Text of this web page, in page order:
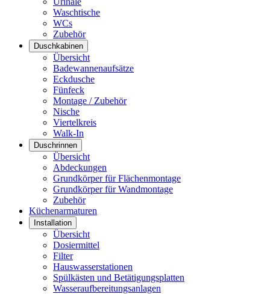
Waschtische
WCs
Zubehör
Duschkabinen
Übersicht
Badewannenaufsätze
Eckdusche
Fünfeck
Montage / Zubehör
Nische
Viertelkreis
Walk-In
Duschrinnen
Übersicht
Abdeckungen
Grundkörper für Flächenmontage
Grundkörper für Wandmontage
Zubehör
Küchenarmaturen
Installation
Übersicht
Dosiermittel
Filter
Hauswasserstationen
Spülkästen und Betätigungsplatten
Wasseraufbereitungsanlagen